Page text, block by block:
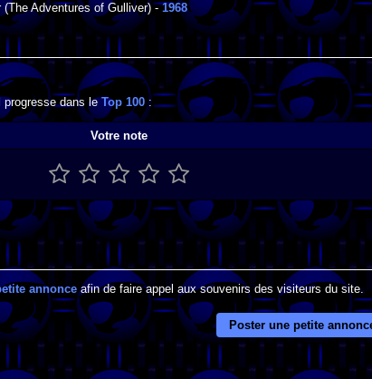
(The Adventures of Gulliver) -1968
progresse dans leTop 100:
Votre note
annonceafin de faire appel aux souvenirs des visiteurs du site.
Poster une petite